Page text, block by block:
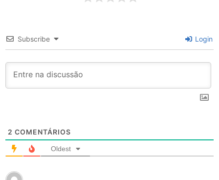
Subscribe Login
2 COMENTÁRIOS
Oldest